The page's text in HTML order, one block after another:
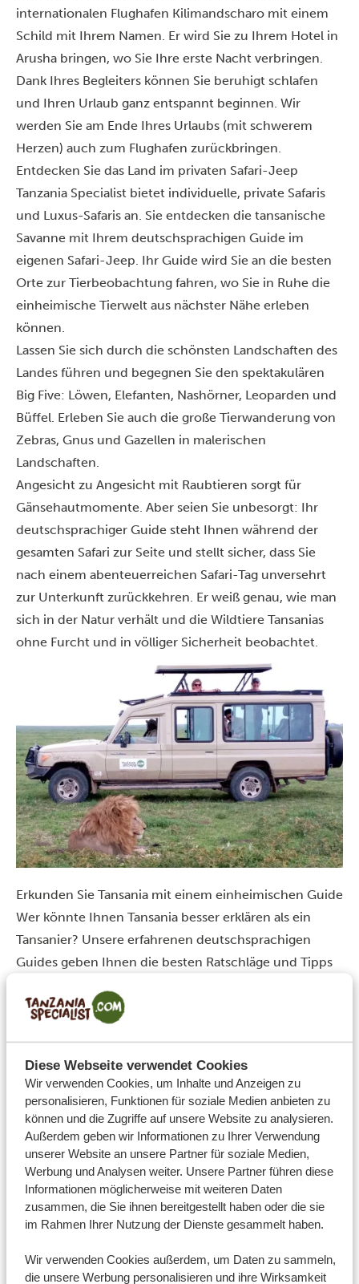
Diese Webseite verwendet Cookies
Wir verwenden Cookies, um Inhalte und Anzeigen zu
personalisieren, Funktionen für soziale Medien anbieten zu
können und die Zugriffe auf unsere Website zu analysieren.
Außerdem geben wir Informationen zu Ihrer Verwendung
unserer Website an unsere Partner für soziale Medien,
Werbung und Analysen weiter. Unsere Partner führen diese
Informationen möglicherweise mit weiteren Daten
zusammen, die Sie ihnen bereitgestellt haben oder die sie
im Rahmen Ihrer Nutzung der Dienste gesammelt haben.
Wir verwenden Cookies außerdem, um Daten zu sammeln,
die unsere Werbung personalisieren und ihre Wirksamkeit
internationalen Flughafen Kilimandscharo mit einem
Schild mit Ihrem Namen. Er wird Sie zu Ihrem Hotel in
Arusha bringen, wo Sie Ihre erste Nacht verbringen.
Dank Ihres Begleiters können Sie beruhigt schlafen
und Ihren Urlaub ganz entspannt beginnen. Wir
werden Sie am Ende Ihres Urlaubs (mit schwerem
Herzen) auch zum Flughafen zurückbringen.
Entdecken Sie das Land im privaten Safari-Jeep
Tanzania Specialist bietet individuelle, private Safaris
und Luxus-Safaris an. Sie entdecken die tansanische
Savanne mit Ihrem deutschsprachigen Guide im
eigenen Safari-Jeep. Ihr Guide wird Sie an die besten
Orte zur Tierbeobachtung fahren, wo Sie in Ruhe die
einheimische Tierwelt aus nächster Nähe erleben
können.
Lassen Sie sich durch die schönsten Landschaften des
Landes führen und begegnen Sie den spektakulären
Big Five: Löwen, Elefanten, Nashörner, Leoparden und
Büffel. Erleben Sie auch die große Tierwanderung von
Zebras, Gnus und Gazellen in malerischen
Landschaften.
Angesicht zu Angesicht mit Raubtieren sorgt für
Gänsehautmomente. Aber seien Sie unbesorgt: Ihr
deutschsprachiger Guide steht Ihnen während der
gesamten Safari zur Seite und stellt sicher, dass Sie
nach einem abenteuerreichen Safari-Tag unversehrt
zur Unterkunft zurückkehren. Er weiß genau, wie man
sich in der Natur verhält und die Wildtiere Tansanias
ohne Furcht und in völliger Sicherheit beobachtet.
Erkunden Sie Tansania mit einem einheimischen Guide
Wer könnte Ihnen Tansania besser erklären als ein
Tansanier? Unsere erfahrenen deutschsprachigen
Guides geben Ihnen die besten Ratschläge und Tipps
Tiere zu welcher Tageszeit aufhalten, und sie kennen
auch die Menschen vor Ort kennen. Bei einem
geselligen Essen am Abend nach der Safari haben Sie
die Gelegenheit, mehr über das Land und das Leben
der Einheimischen zu erfahren. Sie knüpfen Kontakte
und lernen mehr übereinander. An diese
bereichernden Momente werden Sie sich noch lange
erinnern!
Tauchen Sie in die tansanische Kultur ein
Möchten Sie die lokale Kultur entdecken? Ihr
deutschsprachiger Guide führt Sie gern zu den